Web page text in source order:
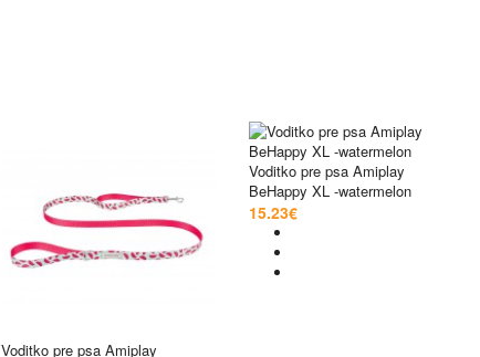
Voditko pre psa Amiplay
Voditko pre psa Amiplay
BeHappy XL -watermelon
15.23€